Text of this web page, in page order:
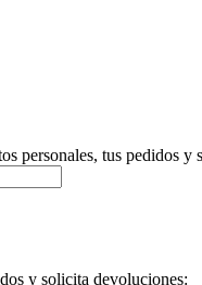
personales, tus pedidos y
y solicita devoluciones: